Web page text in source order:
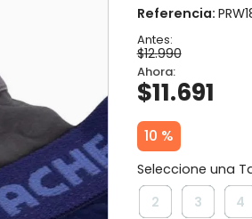
Referencia:
$12.990
$11.691
10 %
2 3 4